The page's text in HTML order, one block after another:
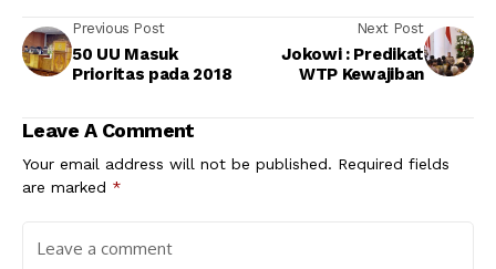
Previous Post
50 UU Masuk
Prioritas pada 2018
Next Post
Jokowi : Predikat
WTP Kewajiban
Leave A Comment
Your email address will not be published. Required fields
are marked *